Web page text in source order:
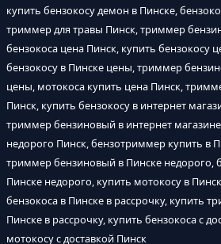
купить бензокосу демон в Пинске,
триммер для травы Пинск, триммер
бензокоса цена Пинск, купить бензокосу
бензокосу в Пинске цены, триммер
цены, мотокоса купить цена Пинск,
Пинск, купить бензокосу в интернет
триммер бензиновый в интернет
недорого Пинск, бензотриммер купить в
триммер бензиновый в Пинске недорого,
Пинске недорого, купить мотокосу в
бензокоса в Пинске в рассрочку, купить
Пинске в рассрочку, купить бензокоса с
мотокосу с доставкой Пинск